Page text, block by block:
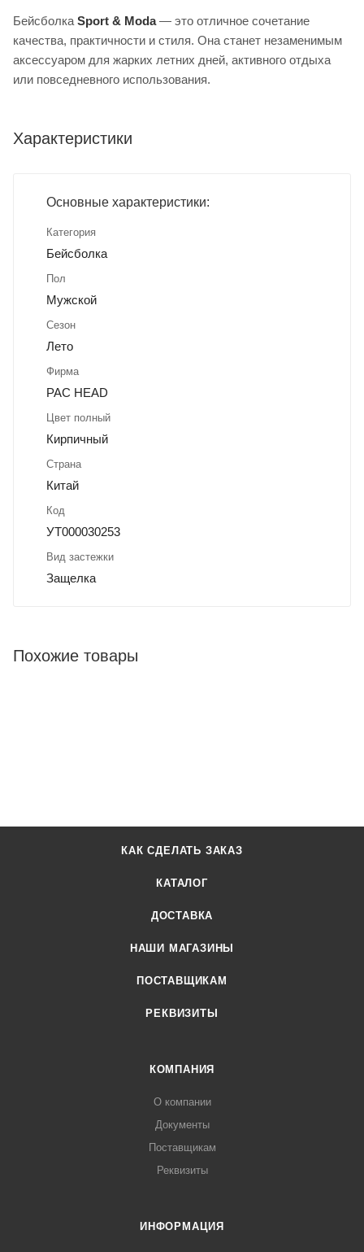
БейсболкаSport & Moda— это отличное сочетание
качества, практичности и стиля. Она станет незаменимым
аксессуаром для жарких летних дней, активного отдыха
или повседневного использования.
Характеристики
Основные характеристики:
Категория
Бейсболка
Пол
Мужской
Сезон
Лето
Фирма
PAC HEAD
Цвет полный
Кирпичный
Страна
Китай
Код
УТ000030253
Вид застежки
Защелка
Похожие товары
КАК СДЕЛАТЬ ЗАКАЗ
КАТАЛОГ
ДОСТАВКА
НАШИ МАГАЗИНЫ
ПОСТАВЩИКАМ
РЕКВИЗИТЫ
КОМПАНИЯ
О компании
Документы
Поставщикам
Реквизиты
ИНФОРМАЦИЯ